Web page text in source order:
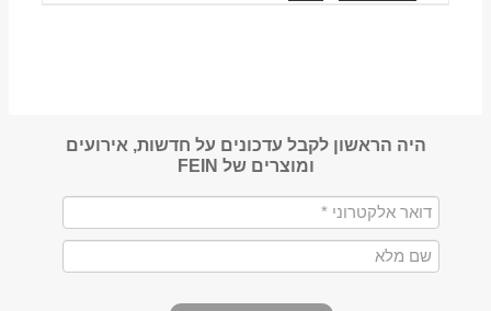
היה הראשון לקבל עדכונים על חדשות, אירועים
ומוצרים של FEIN